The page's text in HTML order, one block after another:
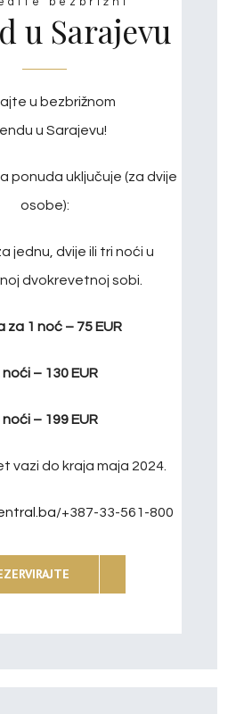
u Sarajevu
u bezbrižnom
u Sarajevu!
ponuda uključuje (za dvije
osobe):
jednu, dvije ili tri noći u
dvokrevetnoj sobi.
za 1 noć – 75 EUR
noći – 130 EUR
noći – 199 EUR
vazi do kraja maja 2024.
/+387-33-561-800